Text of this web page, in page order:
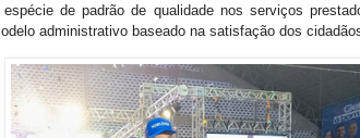
de padrão de qualidade nos serviços
administrativo baseado na satisfação dos